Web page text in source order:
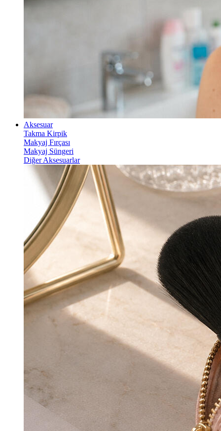
Aksesuar
Takma Kirpik
Makyaj Fırçası
Makyaj Süngeri
Diğer Aksesuarlar